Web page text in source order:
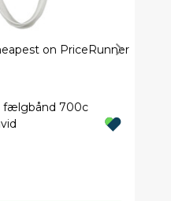
fælgbånd 700c